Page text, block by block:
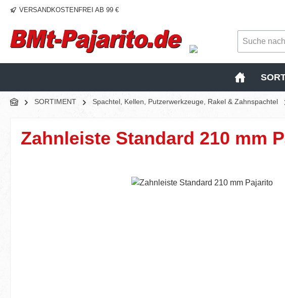
Hauptinhalt springen
Zur Suche springen
Zur Hauptnavigation springen
VERSANDKOSTENFREI AB 99 €
SORTIMENT Spachtel, Kellen, Putzerwerkzeuge, Rakel & Zahnspachtel
Zahnleiste Standard 210 mm